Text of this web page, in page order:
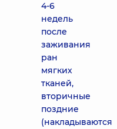
4-6
недель
после
заживания
ран
мягких
тканей,
вторичные
поздние
(накладываются